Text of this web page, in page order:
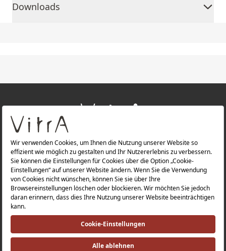
Downloads
ÜBER UNS
PRODUKTE